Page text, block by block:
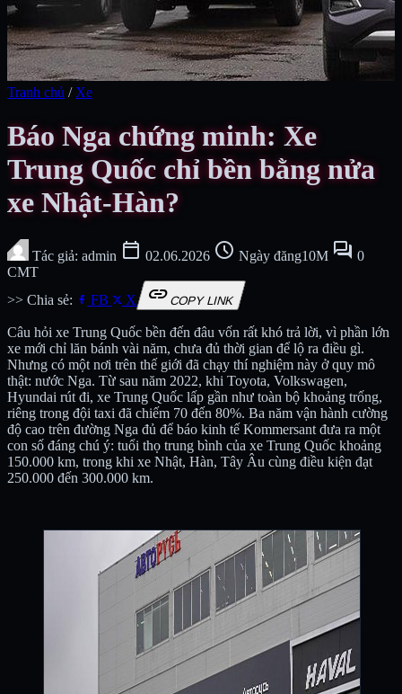
Tranh chủ / Xe
Báo Nga chứng minh: Xe
Trung Quốc chỉ bền bằng nửa
xe Nhật-Hàn?
Tác giả: admin calendar_today 02.06.2026 schedule Ngày đăng10M forum 0
CMT
>> Chia sẻ:
FB X linkCOPY LINK
Câu hỏi xe Trung Quốc bền đến đâu vốn rất khó trả lời, vì phần lớn
xe mới chỉ lăn bánh vài năm, chưa đủ thời gian để lộ ra điều gì.
Nhưng có một nơi trên thế giới đã chạy thí nghiệm này ở quy mô
thật: nước Nga. Từ sau năm 2022, khi Toyota, Volkswagen,
Hyundai rút đi, xe Trung Quốc lấp gần như toàn bộ khoảng trống,
riêng trong đội taxi đã chiếm 70 đến 80%. Ba năm vận hành cường
độ cao trên đường Nga đủ để báo kinh tế Kommersant đưa ra một
con số đáng chú ý: tuổi thọ trung bình của xe Trung Quốc khoảng
150.000 km, trong khi xe Nhật, Hàn, Tây Âu cùng điều kiện đạt
250.000 đến 300.000 km.